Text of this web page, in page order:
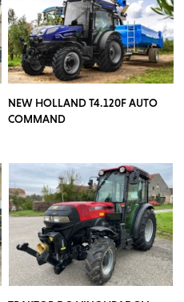
NEW HOLLAND T4.120F AUTO
COMMAND